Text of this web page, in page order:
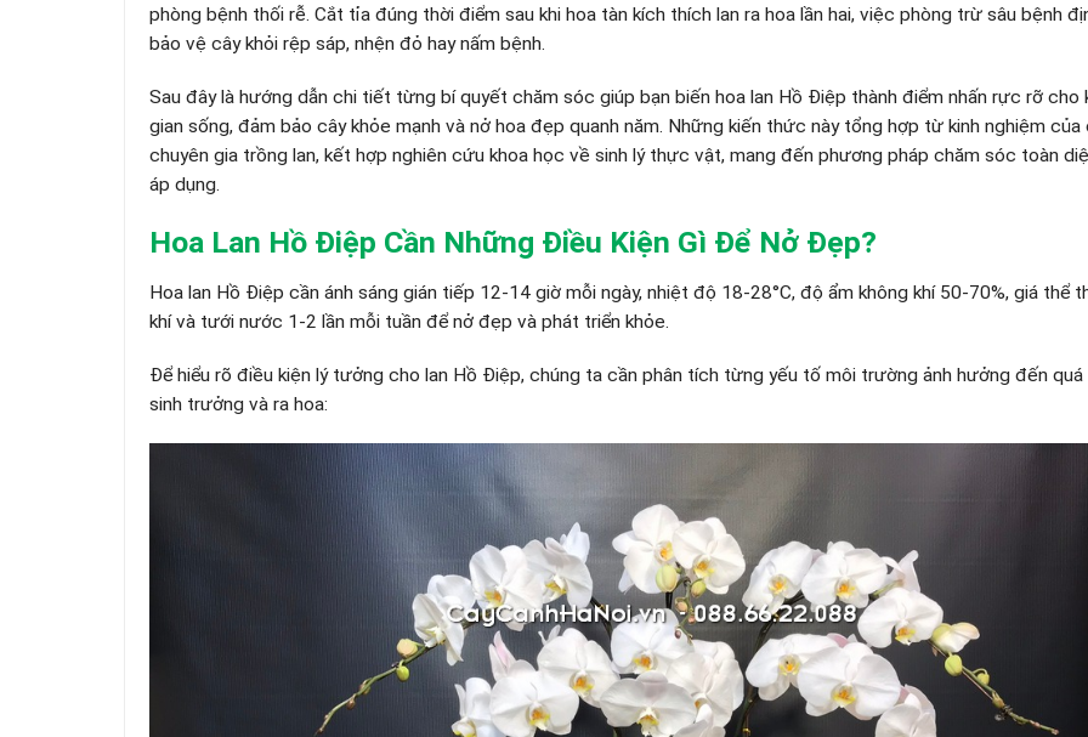
phòng bệnh thối rễ. Cắt tỉa đúng thời điểm sau khi hoa tàn kích thích lan ra hoa lần hai, việc phòng trừ sâu bệnh
bảo vệ cây khỏi rệp sáp, nhện đỏ hay nấm bệnh.
Sau đây là hướng dẫn chi tiết từng bí quyết chăm sóc giúp bạn biến hoa lan Hồ Điệp thành điểm nhấn rực rỡ cho
gian sống, đảm bảo cây khỏe mạnh và nở hoa đẹp quanh năm. Những kiến thức này tổng hợp từ kinh nghiệm của
chuyên gia trồng lan, kết hợp nghiên cứu khoa học về sinh lý thực vật, mang đến phương pháp chăm sóc toàn
áp dụng.
Hoa Lan Hồ Điệp Cần Những Điều Kiện Gì Để Nở Đẹp?
Hoa lan Hồ Điệp cần ánh sáng gián tiếp 12-14 giờ mỗi ngày, nhiệt độ 18-28°C, độ ẩm không khí 50-70%, giá thể
khí và tưới nước 1-2 lần mỗi tuần để nở đẹp và phát triển khỏe.
Để hiểu rõ điều kiện lý tưởng cho lan Hồ Điệp, chúng ta cần phân tích từng yếu tố môi trường ảnh hưởng đến quá
sinh trưởng và ra hoa: